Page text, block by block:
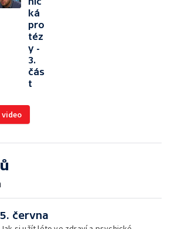
ká
pro
téz
y -
3.
čás
t
5. června